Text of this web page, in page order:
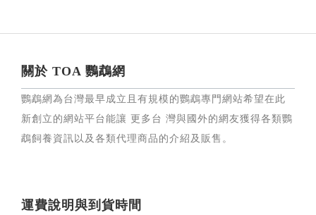
關於 TOA 鸚鵡網
鸚鵡網為台灣最早成立且有規模的鸚鵡專門網站希望在此
新創立的網站平台能讓 更多台 灣與國外的網友獲得各類鸚
鵡飼養資訊以及各類代理商品的介紹及販售。
運費說明與到貨時間